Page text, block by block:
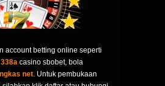
account betting online seperti
338a casino sbobet, bola
net. Untuk pembukaan